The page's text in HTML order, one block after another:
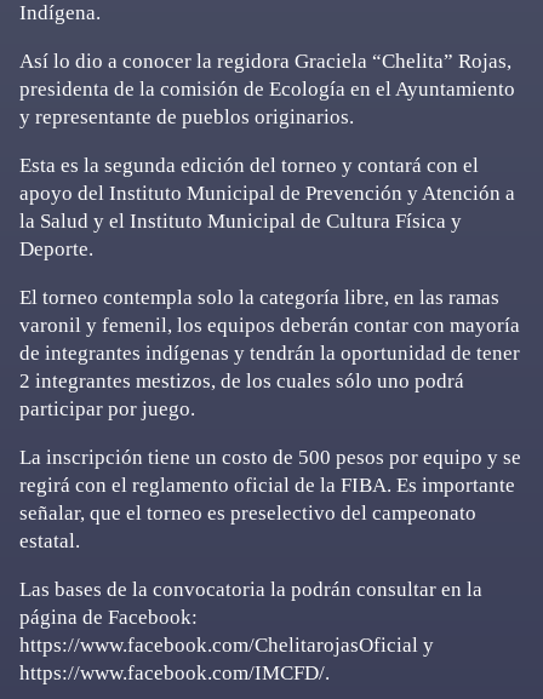
Indígena.
Así lo dio a conocer la regidora Graciela “Chelita” Rojas,
presidenta de la comisión de Ecología en el Ayuntamiento
y representante de pueblos originarios.
Esta es la segunda edición del torneo y contará con el
apoyo del Instituto Municipal de Prevención y Atención a
la Salud y el Instituto Municipal de Cultura Física y
Deporte.
El torneo contempla solo la categoría libre, en las ramas
varonil y femenil, los equipos deberán contar con mayoría
de integrantes indígenas y tendrán la oportunidad de tener
2 integrantes mestizos, de los cuales sólo uno podrá
participar por juego.
La inscripción tiene un costo de 500 pesos por equipo y se
regirá con el reglamento oficial de la FIBA. Es importante
señalar, que el torneo es preselectivo del campeonato
estatal.
Las bases de la convocatoria la podrán consultar en la
página de Facebook:
https://www.facebook.com/ChelitarojasOficial y
https://www.facebook.com/IMCFD/.